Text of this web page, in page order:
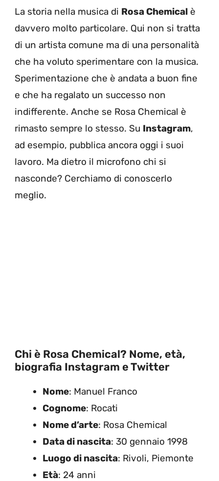
La storia nella musica di Rosa Chemical è
davvero molto particolare. Qui non si tratta
di un artista comune ma di una personalità
che ha voluto sperimentare con la musica.
Sperimentazione che è andata a buon fine
e che ha regalato un successo non
indifferente. Anche se Rosa Chemical è
rimasto sempre lo stesso. Su Instagram,
ad esempio, pubblica ancora oggi i suoi
lavoro. Ma dietro il microfono chi si
nasconde? Cerchiamo di conoscerlo
meglio.
Chi è Rosa Chemical? Nome, età,
biografia Instagram e Twitter
Nome: Manuel Franco
Cognome: Rocati
Nome d’arte: Rosa Chemical
Data di nascita: 30 gennaio 1998
Luogo di nascita: Rivoli, Piemonte
Età: 24 anni